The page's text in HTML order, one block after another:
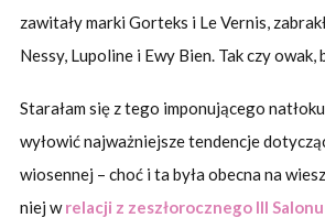
zawitały marki Gorteks i Le Vernis,
Nessy, Lupoline i Ewy Bien. Tak czy owak,
Starałam się z tego imponującego
wyłowić najważniejsze tendencje
wiosennej – choć i ta była obecna na
niej wrelacji z zeszłorocznego III